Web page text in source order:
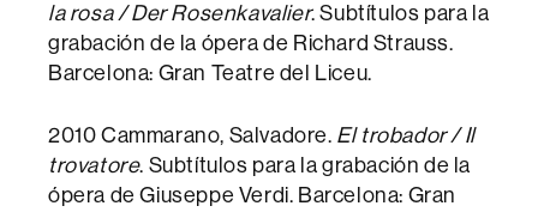
la rosa / Der Rosenkavalier. Subtítulos para la
grabación de la ópera de Richard Strauss.
Barcelona: Gran Teatre del Liceu.
2010 Cammarano, Salvadore. El trobador / Il
trovatore. Subtítulos para la grabación de la
ópera de Giuseppe Verdi. Barcelona: Gran